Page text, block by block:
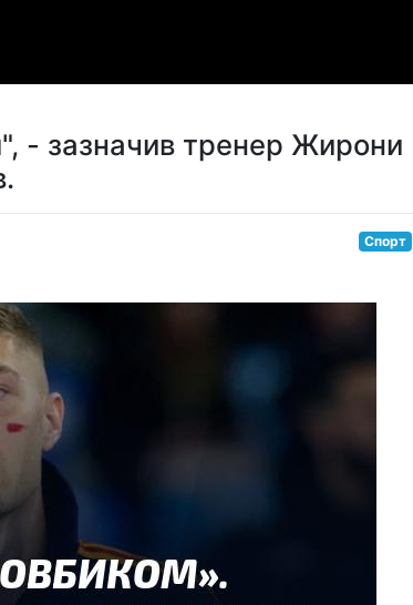
- зазначив тренер Жирони
Спорт